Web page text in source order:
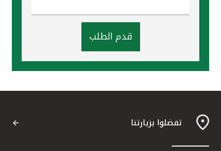
قدم الطلب
تفضلوا بزيارتنا